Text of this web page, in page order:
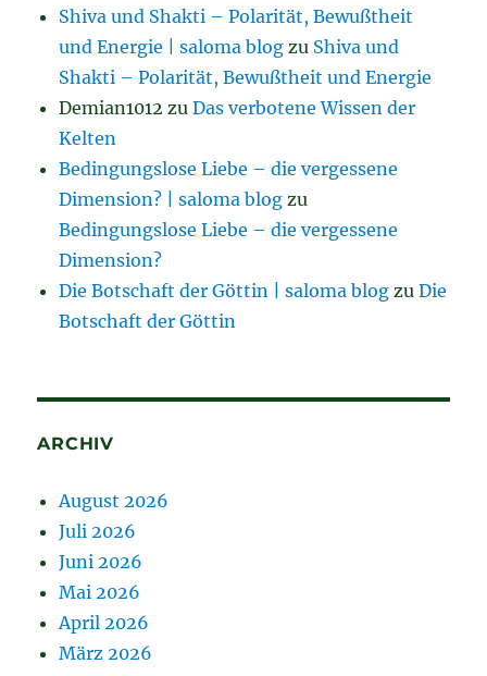
Shiva und Shakti – Polarität, Bewußtheit
und Energie | saloma blog zu Shiva und
Shakti – Polarität, Bewußtheit und Energie
Demian1012 zuDas verbotene Wissen der
Kelten
Bedingungslose Liebe – die vergessene
Dimension? | saloma blog zu
Bedingungslose Liebe – die vergessene
Dimension?
Die Botschaft der Göttin | saloma blog zuDie
Botschaft der Göttin
ARCHIV
August 2026
Juli 2026
Juni 2026
Mai 2026
April 2026
März 2026